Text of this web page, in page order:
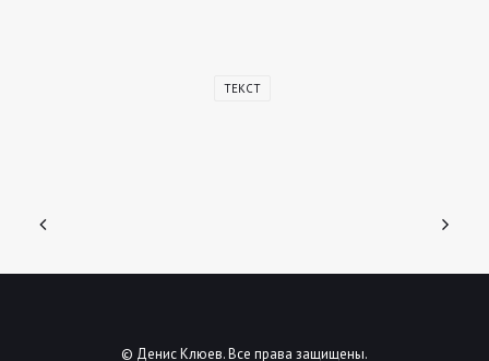
ТЕКСТ
© Денис Клюев. Все права защищены.